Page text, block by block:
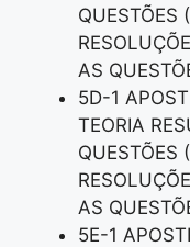
QUESTÕES
AS
5D-1
TEORIA
QUESTÕES
AS
5E-1